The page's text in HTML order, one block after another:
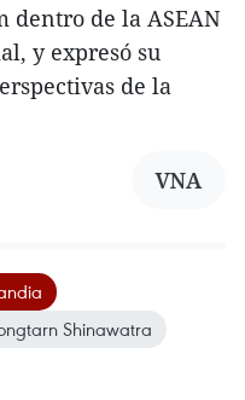
dentro de la ASEAN
y expresó su
de la
VNA
Shinawatra